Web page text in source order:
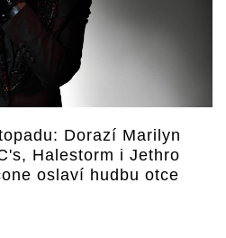
Dorazí Marilyn
Halestorm i Jethro
oslaví hudbu otce